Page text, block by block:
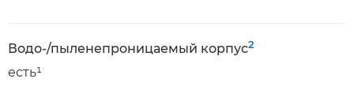
Водо-/пыленепроницаемый корпус2
есть¹